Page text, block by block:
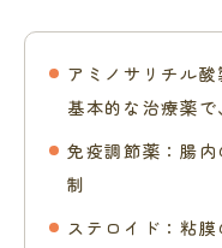
アミノサリチル
基本的な治療薬
免疫調節薬：腸
制
ステロイド：粘